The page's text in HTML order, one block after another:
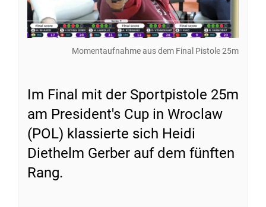
Momentaufnahme aus dem Final Pistole 25m
Im Final mit der Sportpistole 25m
am President's Cup in Wroclaw
(POL) klassierte sich Heidi
Diethelm Gerber auf dem fünften
Rang.